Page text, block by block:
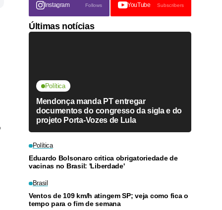
Instagram Follows YouTube Subscribers
Últimas notícias
Política
Mendonça manda PT entregar
documentos do congresso da sigla e do
projeto Porta-Vozes de Lula
Política
Eduardo Bolsonaro critica obrigatoriedade de
vacinas no Brasil: 'Liberdade'
Brasil
Ventos de 109 km/h atingem SP; veja como fica o
tempo para o fim de semana